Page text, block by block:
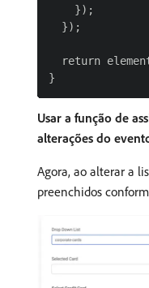
    });
  });
return
Usar a função de
alterações do
Agora, ao alterar a
preenchidos